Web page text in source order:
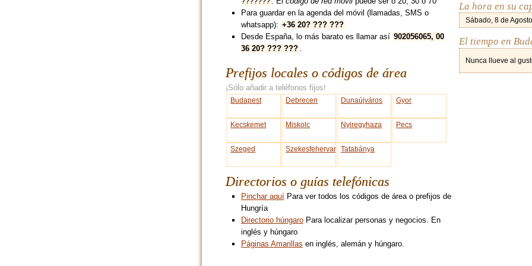
La hora en su
Sábado, 8 de
El tiempo en
Nunca llueve al
Para guardar en la agenda del móvil (llamadas, SMS o
whatsapp): +36 20? ??? ???
Desde España, lo más barato es llamar así 902056065, 00
36 20? ??? ???
Prefijos locales o códigos de área
¡Sólo añadir a teléfonos fijos!
Budapest Debrecen Dunaújváros Gyor
Kecskemet Miskolc Nyiregyhaza Pecs
Szeged Szekesfehervar Tatabánya
Directorios o guías telefónicas
Pinchar aquíPara ver todos los códigos de área o prefijos de
Hungría
Directorio húngaroPara localizar personas y negocios. En
inglés y húngaro
Páginas Amarillas en inglés, alemán y húngaro.